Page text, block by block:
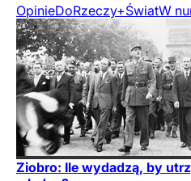
OpinieDoRzeczy+ŚwiatW
Ziobro: Ile wydadzą, by